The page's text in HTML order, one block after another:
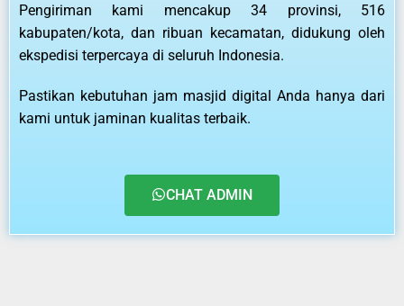
Pengiriman kami mencakup 34 provinsi, 516
kabupaten/kota, dan ribuan kecamatan, didukung oleh
ekspedisi terpercaya di seluruh Indonesia.
Pastikan kebutuhan jam masjid digital Anda hanya dari
kami untuk jaminan kualitas terbaik.
CHAT ADMIN